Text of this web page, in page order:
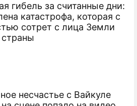
гибель за считанные дни:
катастрофа, которая с
сотрет с лица Земли
несчастье с Вайкуле